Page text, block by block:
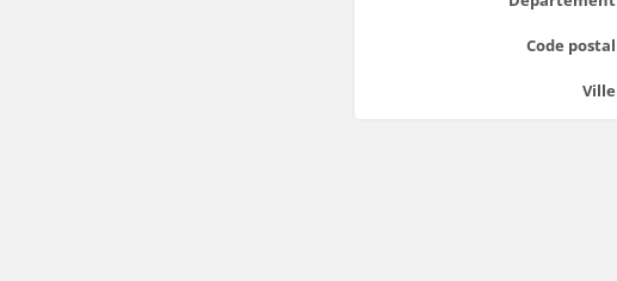
Code postal
Ville